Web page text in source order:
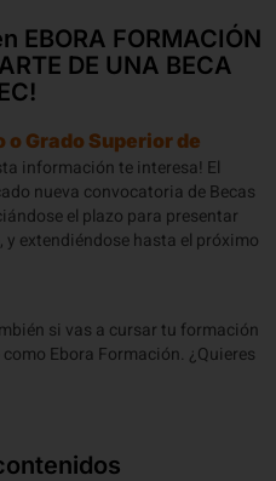
EBORA FORMACIÓN
DE UNA BECA
o Grado Superior de
información te interesa! El
nueva convocatoria de Becas
el plazo para presentar
extendiéndose hasta el próximo
si vas a cursar tu formación
Ebora Formación. ¿Quieres